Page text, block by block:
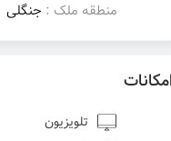
منطقه ملک : جنگلی
امکانات
تلویزیون